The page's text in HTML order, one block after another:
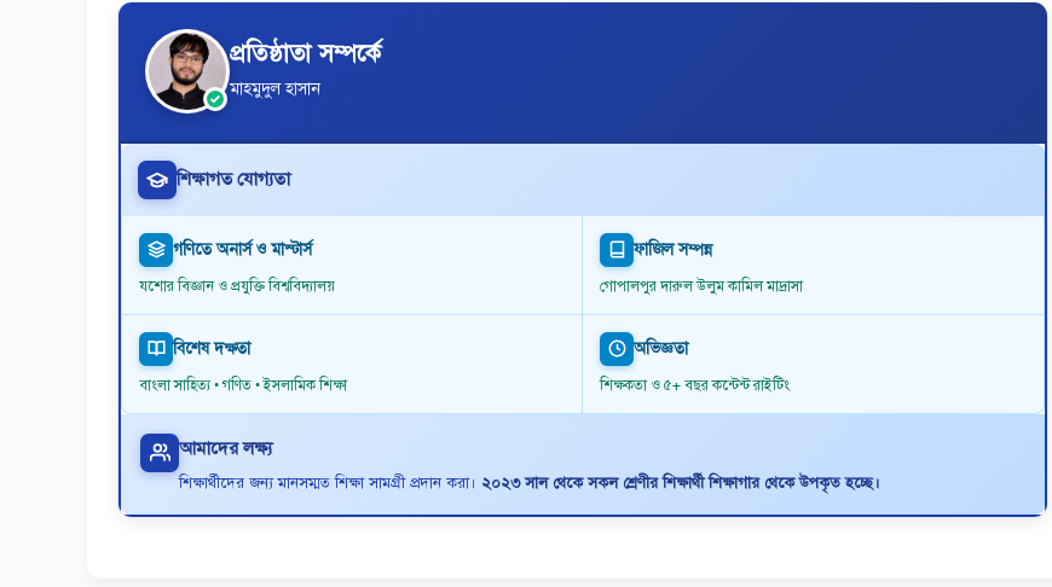
প্রতিষ্ঠাতা সম্পর্কে
মাহমুদুল হাসান
শিক্ষাগত যোগ্যতা
গণিতে অনার্স ও মাস্টার্স
যশোর বিজ্ঞান ও প্রযুক্তি বিশ্ববিদ্যালয়
ফাজিল সম্পন্ন
গোপালপুর দারুল উলুম কামিল মাদ্রাসা
বিশেষ দক্ষতা
বাংলা সাহিত্য • গণিত • ইসলামিক শিক্ষা
অভিজ্ঞতা
শিক্ষকতা ও ৫+ বছর কন্টেন্ট রাইটিং
আমাদের লক্ষ্য
শিক্ষার্থীদের জন্য মানসম্মত শিক্ষা সামগ্রী প্রদান করা। ২০২৩ সাল থেকে সকল শ্রেণীর শিক্ষার্থী শিক্ষাগার থেকে উপকৃত হচ্ছে।